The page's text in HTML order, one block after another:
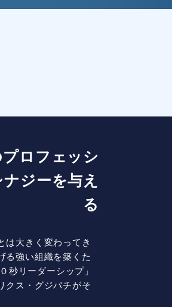
ロフェッシ
ジーを与え
る
は大きく変わってき
る強い組織を築くた
秒リーダーシップ」
クス・グジバチがそ